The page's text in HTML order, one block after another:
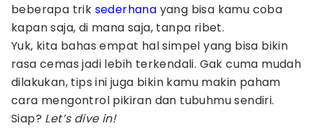
beberapa trik sederhana yang bisa kamu coba
kapan saja, di mana saja, tanpa ribet.
Yuk, kita bahas empat hal simpel yang bisa bikin
rasa cemas jadi lebih terkendali. Gak cuma mudah
dilakukan, tips ini juga bikin kamu makin paham
cara mengontrol pikiran dan tubuhmu sendiri.
Siap? Let’s dive in!